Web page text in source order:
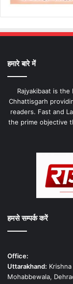
हमारे बारे में
Rajyakibaat is
Chhattisgarh
readers. Fast and
the prime objective
हमसे सम्पर्क करें
Office:
Uttarakhand:
Mohabbewala,